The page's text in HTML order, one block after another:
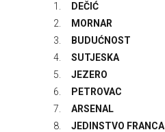
1. DEČIĆ
2.
MORNAR
3.
BUDUĆNOST
4.
SUTJESKA
5.
JEZERO
6.
PETROVAC
7.
ARSENAL
8.
JEDINSTVO FRANCA